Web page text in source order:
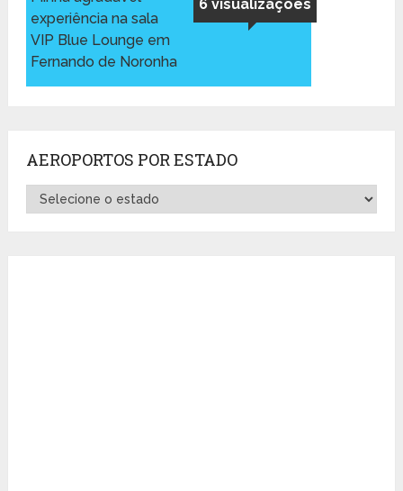
6 visualizações
experiência na sala
VIP Blue Lounge em
Fernando de Noronha
AEROPORTOS POR ESTADO
Aeroportos
por